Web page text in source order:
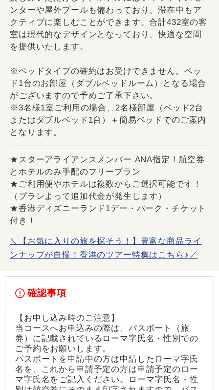
ンターや屋外プールも備わっており、滞在中もア
クティブに楽しむことができます。合計432室の客
室は現代的なデザインとなっており、快適な空間
を提供いたします。
※ベッドタイプの確約はお受けできません。ベッ
ド1台のお部屋（ダブルベッドルーム）となる場合
がございますので予めご了承下さい。
※3名様1室ご利用の場合、2名様部屋（ベッド2台
またはダブルベッド1台）＋簡易ベッドでのご案内
となります。
★スターアライアンスメンバー ANA指定！航空券
とホテルのみ手配のフリープラン
★ご利用便やホテルは複数からご選択可能です！
（プランよって追加代金が発生します）
★香港ディズニーランド1デー・パーク・チケット
付き！
＼【お気に入りの旅を探そう！】豊富な商品ライ
ンナップが自慢！香港のツアー特集はこちら♪／
確認事項
【お申し込み時のご注意】
当コースへお申込みの際は、パスポート（旅
券）に記載されているローマ字氏名・性別での
ご予約をお願いします。
パスポートを申請中の方は申請したローマ字氏
名を、これから申請予定の方は申請予定のロー
マ字氏名をご記入ください。ローマ字氏名・性